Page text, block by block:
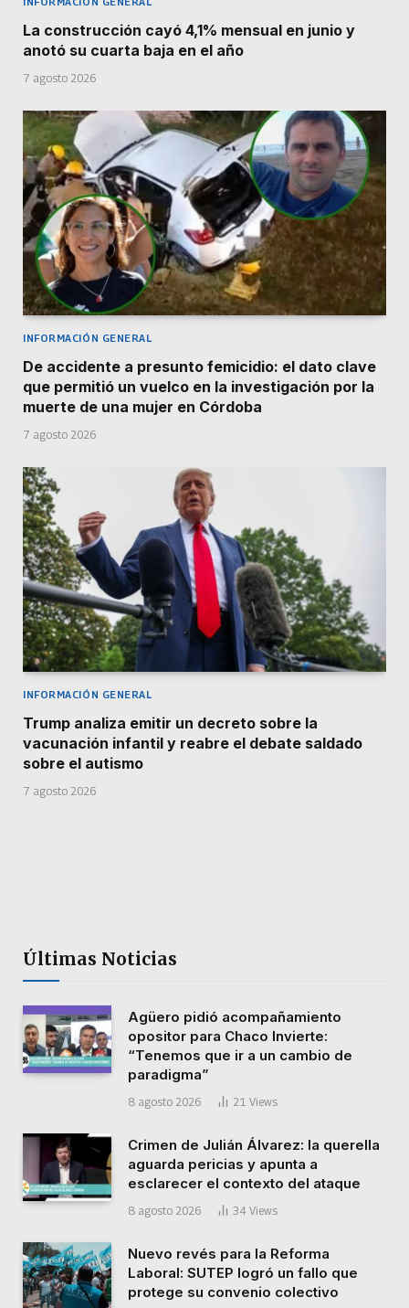
La construcción cayó 4,1% mensual en junio y
anotó su cuarta baja en el año
7 agosto 2026
INFORMACIÓN GENERAL
De accidente a presunto femicidio: el dato clave
que permitió un vuelco en la investigación por la
muerte de una mujer en Córdoba
7 agosto 2026
INFORMACIÓN GENERAL
Trump analiza emitir un decreto sobre la
vacunación infantil y reabre el debate saldado
sobre el autismo
7 agosto 2026
Últimas Noticias
Agüero pidió acompañamiento
opositor para Chaco Invierte:
“Tenemos que ir a un cambio de
paradigma”
8 agosto 2026 21 Views
Crimen de Julián Álvarez: la querella
aguarda pericias y apunta a
esclarecer el contexto del ataque
8 agosto 2026 34 Views
Nuevo revés para la Reforma
Laboral: SUTEP logró un fallo que
protege su convenio colectivo